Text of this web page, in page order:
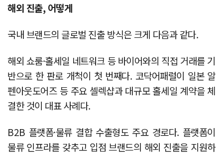
해외 진출, 어떻게
국내 브랜드의 글로벌 진출 방식은 크게 다음과 같다.
해외 쇼룸·홀세일 네트워크 등 바이어와의 직접 거래를 기
반으로 한 판로 개척이 첫 번째다. 코닥어패럴이 일본 알
펜아웃도어즈 등 주요 셀렉샵과 대규모 홀세일 계약을 체
결한 것이 대표 사례다.
B2B 플랫폼·물류 결합 수출형도 주요 경로다. 플랫폼이
물류 인프라를 갖추고 입점 브랜드의 해외 진출을 지원하